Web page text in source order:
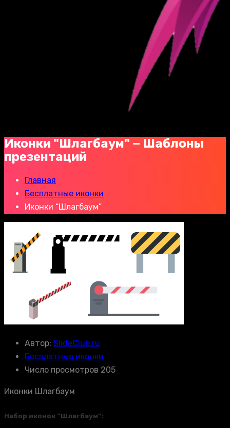
Иконки "Шлагбаум" − Шаблоны
презентаций
Главная
Бесплатные иконки
Иконки “Шлагбаум”
Автор: SlideClub.ru
Бесплатные иконки
Число просмотров 205
Иконки Шлагбаум
Набор иконок “Шлагбаум”: